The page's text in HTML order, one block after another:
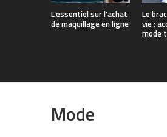
L’essentiel sur l’achat
de maquillage en ligne
Le
vie :
mode
Mode